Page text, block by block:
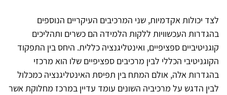
לצד יכולות אקדמיות, שני המרכיבים העיקריים הנוספים
בהגדרות העכשוויות ללקות הלמידה הם כשרים ותהליכים
קוגניטיביים ספציפיים, ואינטליגנציה כללית. היחס בין התפקוד
הקוגניטיבי הכללי לבין מרכיבים ספציפיים שלו הוא מרכזי
בהגדרות אלה, אולם המתח בין תפיסת האינטליגנציה כמכלול
לבין הדגש על מרכיביה השונים עומד עדיין במרכז מחלוקת אשר